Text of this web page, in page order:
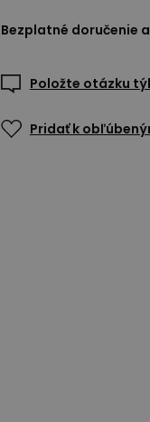
Bezplatné doručenie
Položte otázku
Pridať k